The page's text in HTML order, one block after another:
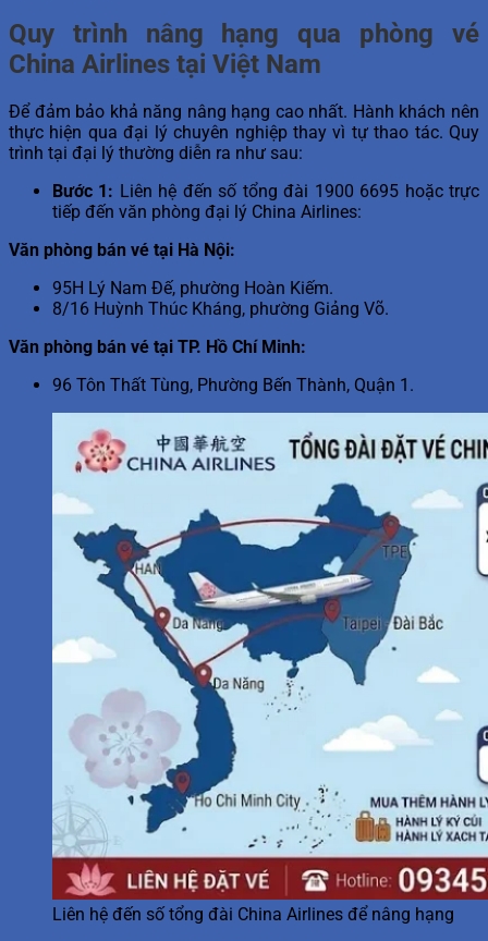
Quy trình nâng hạng qua phòng vé
China Airlines tại Việt Nam
Để đảm bảo khả năng nâng hạng cao nhất. Hành khách nên
thực hiện qua đại lý chuyên nghiệp thay vì tự thao tác. Quy
trình tại đại lý thường diễn ra như sau:
Bước 1: Liên hệ đến số tổng đài 1900 6695 hoặc trực
tiếp đến văn phòng đại lý China Airlines:
Văn phòng bán vé tại Hà Nội:
95H Lý Nam Đế, phường Hoàn Kiếm.
8/16 Huỳnh Thúc Kháng, phường Giảng Võ.
Văn phòng bán vé tại TP. Hồ Chí Minh:
96 Tôn Thất Tùng, Phường Bến Thành, Quận 1.
Liên hệ đến số tổng đài China Airlines để nâng hạng